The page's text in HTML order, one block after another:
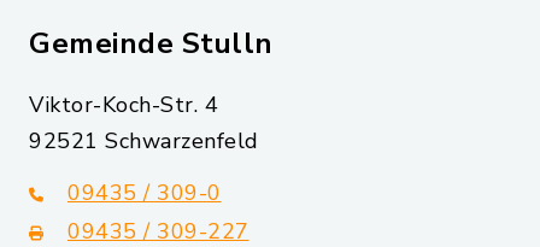
Gemeinde Stulln
Viktor-Koch-Str. 4
92521 Schwarzenfeld
09435 / 309-0
09435 / 309-227